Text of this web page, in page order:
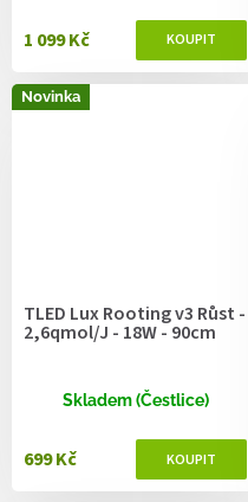
1 099 Kč
Novinka
TLED Lux Rooting v3 Růst -
2,6qmol/J - 18W - 90cm
Skladem (Čestlice)
699 Kč